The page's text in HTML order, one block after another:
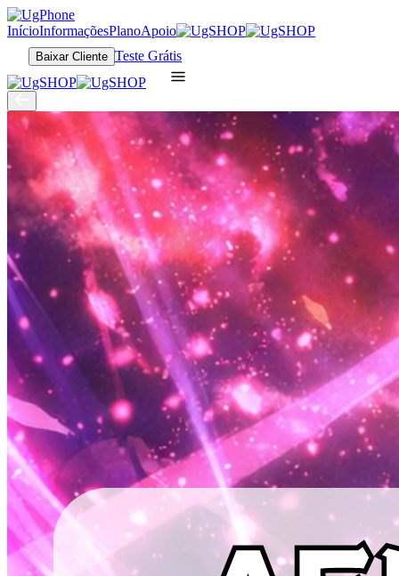
InícioInformaçõesPlanoApoio
Baixar Cliente Teste Grátis